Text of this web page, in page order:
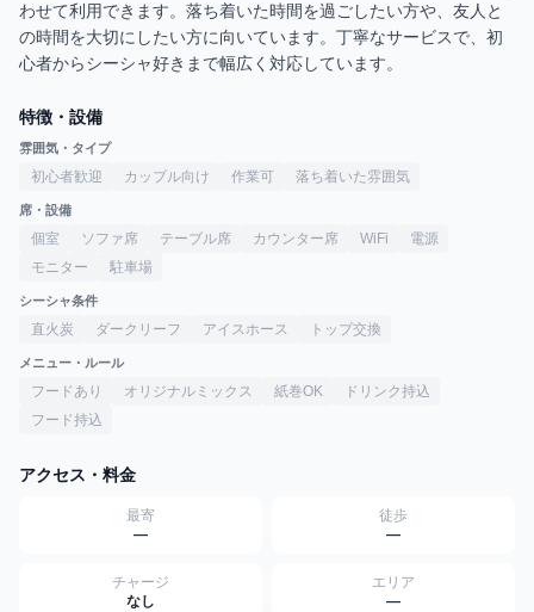
わせて利用できます。落ち着いた時間を過ごしたい方や、友人と
の時間を大切にしたい方に向いています。丁寧なサービスで、初
心者からシーシャ好きまで幅広く対応しています。
特徴・設備
雰囲気・タイプ
初心者歓迎 カップル向け 作業可 落ち着いた雰囲気
席・設備
個室 ソファ席 テーブル席 カウンター席 WiFi
電源
モニター
駐車場
シーシャ条件
直火炭 ダークリーフ アイスホース トップ交換
メニュー・ルール
フードあり オリジナルミックス 紙巻OK
ドリンク持込
フード持込
アクセス・料金
最寄
—
徒歩
—
チャージ
なし
エリア
—